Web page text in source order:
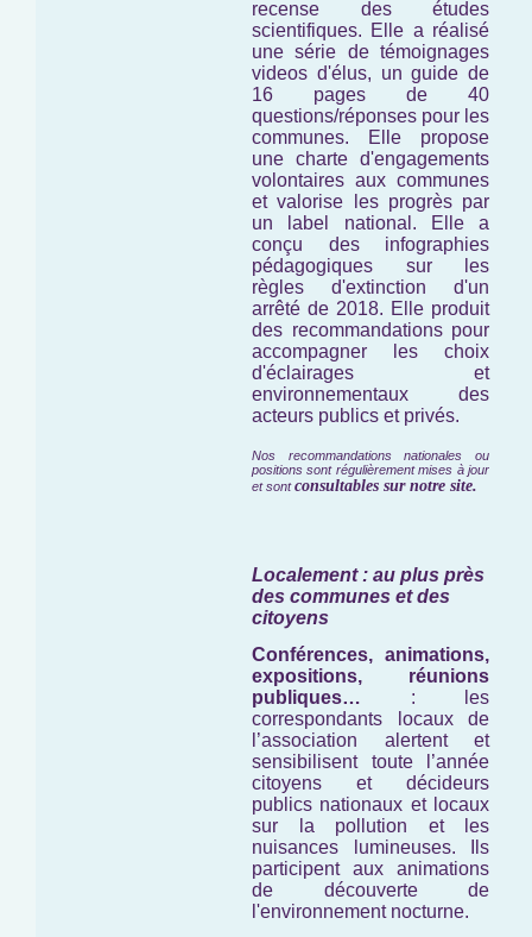
recense des études
scientifiques. Elle a réalisé
une série de témoignages
videos d'élus, un guide de
16 pages de 40
questions/réponses pour les
communes. Elle propose
une charte d'engagements
volontaires aux communes
et valorise les progrès par
un label national. Elle a
conçu des infographies
pédagogiques sur les
règles d'extinction d'un
arrêté de 2018. Elle produit
des recommandations pour
accompagner les choix
d'éclairages et
environnementaux des
acteurs publics et privés.
Nos recommandations nationales ou
positions sont régulièrement mises à jour
et sontconsultables sur notre site.
Localement : au plus près
des communes et des
citoyens
Conférences, animations,
expositions, réunions
publiques… : les
correspondants locaux de
l’association alertent et
sensibilisent toute l’année
citoyens et décideurs
publics nationaux et locaux
sur la pollution et les
nuisances lumineuses. Ils
participent aux animations
de découverte de
l'environnement nocturne.